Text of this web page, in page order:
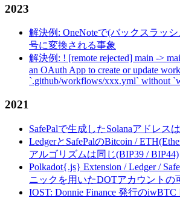
2023
解決例: OneNoteで(バックスラッ
号に変換される事象
解決例: ! [remote rejected] main ->
an OAuth App to create or update
`.github/workflows/xxx.yml` without
2021
SafePalで生成したSolanaアドレス
LedgerとSafePalのBitcoin /
アルゴリズムは同じ(BIP39 / BIP44)
Polkadot{.js} Extension / Ledger /
ニックを用いたDOTアカウントの
IOST: Donnie Finance 発行の